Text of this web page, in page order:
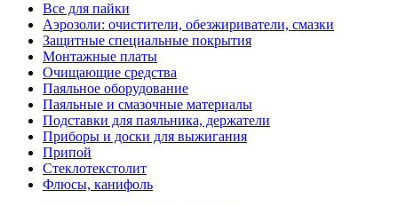
Все для пайки
Аэрозоли: очистители, обезжириватели, смазки
Защитные специальные покрытия
Монтажные платы
Очищающие средства
Паяльное оборудование
Паяльные и смазочные материалы
Подставки для паяльника, держатели
Приборы и доски для выжигания
Припой
Стеклотекстолит
Флюсы, канифоль